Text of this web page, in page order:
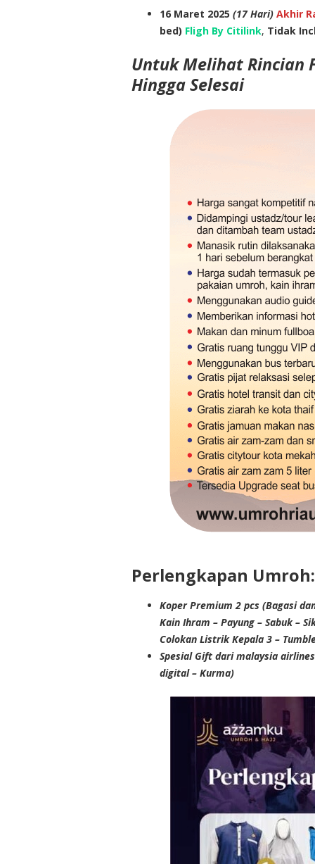
16 Maret 2025 (17 Hari) Akhir
bed) Fligh By Citilink, Tidak
Untuk Melihat Rincian
Hingga Selesai
Perlengkapan Umroh:
Koper Premium 2 pcs (Bagasi
Kain Ihram – Payung – Sabuk –
Colokan Listrik Kepala 3 –
Spesial Gift dari malaysia
digital – Kurma)